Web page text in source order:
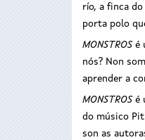
río, a finca
porta polo
MONSTROSé
nós? Non
aprender a
MONSTROS é
do músico
son as